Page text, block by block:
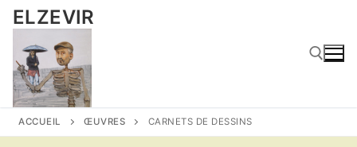
Aller
au
contenu
ELZEVIR
Rechercher :
ACCUEIL ŒUVRES CARNETS DE DESSINS